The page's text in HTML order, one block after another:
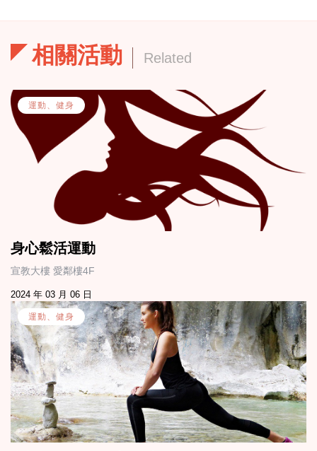
相關活動 Related
運動、健身
身心鬆活運動
宣教大樓 愛鄰樓4F
2024 年 03 月 06 日
運動、健身